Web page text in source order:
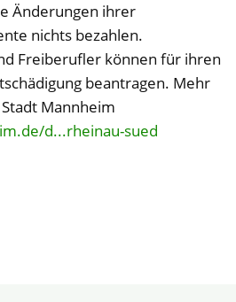
Änderungen ihrer
nichts bezahlen.
Freiberufler können für ihren
beantragen. Mehr
Mannheim
d...rheinau-sued